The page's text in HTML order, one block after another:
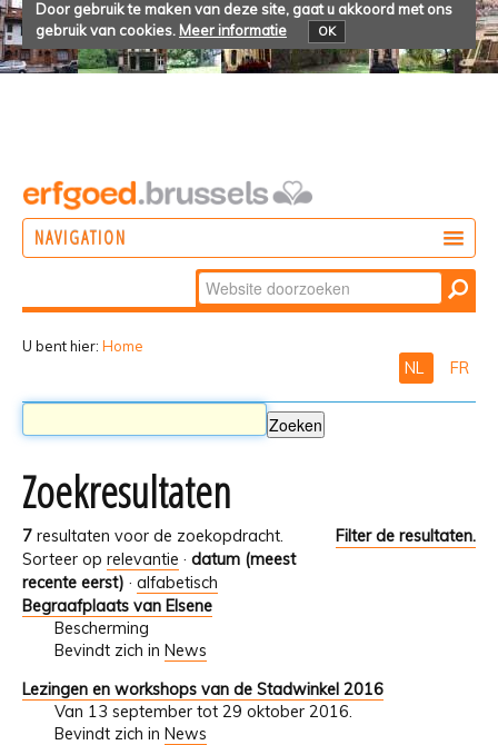
Door gebruik te maken van deze site, gaat u akkoord met ons
gebruik van cookies. Meer informatie OK
NAVIGATION
Zoek
Geavanceerd
U bent hier: Home
NL FR
Zoekresultaten
7 resultaten voor de zoekopdracht.
Filter de resultaten.
Sorteer op relevantie · datum (meest
recente eerst) · alfabetisch
Begraafplaats van Elsene
Bescherming
Bevindt zich in News
Lezingen en workshops van de Stadwinkel 2016
Van 13 september tot 29 oktober 2016.
Bevindt zich in News